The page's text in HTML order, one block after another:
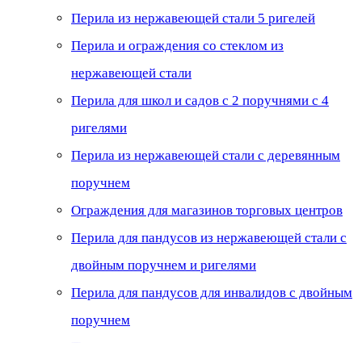
Перила из нержавеющей стали 5 ригелей
Перила и ограждения со стеклом из
нержавеющей стали
Перила для школ и садов с 2 поручнями с 4
ригелями
Перила из нержавеющей стали с деревянным
поручнем
Ограждения для магазинов торговых центров
Перила для пандусов из нержавеющей стали с
двойным поручнем и ригелями
Перила для пандусов для инвалидов с двойным
поручнем